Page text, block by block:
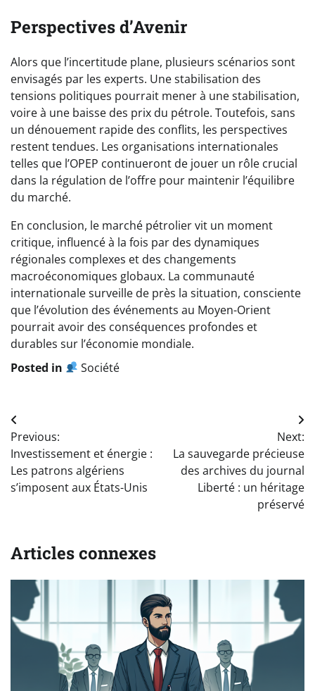
Perspectives d’Avenir
Alors que l’incertitude plane, plusieurs scénarios sont
envisagés par les experts. Une stabilisation des
tensions politiques pourrait mener à une stabilisation,
voire à une baisse des prix du pétrole. Toutefois, sans
un dénouement rapide des conflits, les perspectives
restent tendues. Les organisations internationales
telles que l’OPEP continueront de jouer un rôle crucial
dans la régulation de l’offre pour maintenir l’équilibre
du marché.
En conclusion, le marché pétrolier vit un moment
critique, influencé à la fois par des dynamiques
régionales complexes et des changements
macroéconomiques globaux. La communauté
internationale surveille de près la situation, consciente
que l’évolution des événements au Moyen-Orient
pourrait avoir des conséquences profondes et
durables sur l’économie mondiale.
Posted in
Société
Navigation
de
l’article
Previous:
Investissement et énergie :
Les patrons algériens
s’imposent aux États-Unis
Next:
La sauvegarde précieuse
des archives du journal
Liberté : un héritage
préservé
Articles connexes